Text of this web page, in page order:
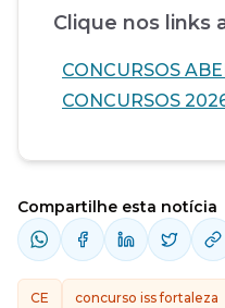
Clique nos links
CONCURSOS
CONCURSOS
Compartilhe esta notícia
CE concurso iss fortaleza